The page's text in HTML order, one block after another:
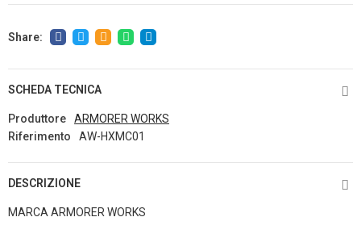
SCHEDA TECNICA
Produttore
ARMORER WORKS
Riferimento
AW-HXMC01
DESCRIZIONE
MARCA ARMORER WORKS